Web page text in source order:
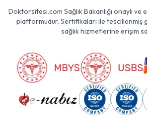
Doktorsitesi.com Sağlık Bakanlığı onaylı ve
platformudur. Sertifikaları ile tescillenmiş
sağlık hizmetlerine erişim